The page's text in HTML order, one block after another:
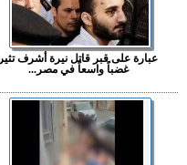
عبارة على قبر قاتل نيرة أشرف تثير
غضباً واسعاً في مصر...